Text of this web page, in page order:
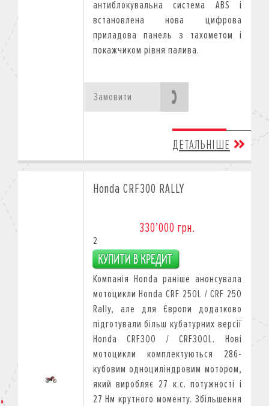
антиблокувальна система ABS і
встановлена нова цифрова
приладова панель з тахометом і
покажчиком рівня палива.
Замовити
ДЕТАЛЬНІШЕ
Honda CRF300 RALLY
330’000 грн.
2
Компанія Honda раніше анонсувала
мотоцикли Honda CRF 250L / CRF 250
Rally, але для Європи додатково
підготували більш кубатурних версії
Honda CRF300 / CRF300L. Нові
мотоцикли комплектуються 286-
кубовим одноциліндровим мотором,
який виробляє 27 к.с. потужності і
27 Нм крутного моменту. Збільшення